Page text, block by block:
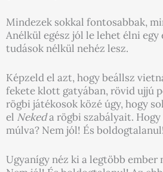
Mindezek sokkal fontosabbak,
Anélkül egész jól le lehet élni
tudások nélkül nehéz lesz.
Képzeld el azt, hogy beállsz
fekete klott gatyában, rövid ujjú
rögbi játékosok közé úgy, hogy
el Nekeda rögbi szabályait.
múlva? Nem jól! És boldogtalanul!
Ugyanígy néz ki a legtöbb ember